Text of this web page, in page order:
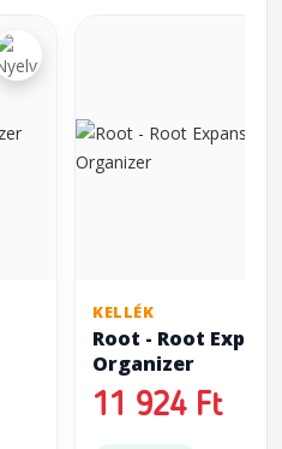
KELLÉK
Root - Root
Organizer
11 924 Ft